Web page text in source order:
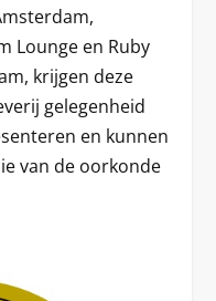
Lounge en Ruby
krijgen deze
gelegenheid
en kunnen
van de oorkonde